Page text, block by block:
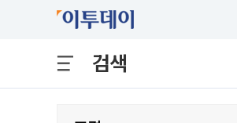
검색